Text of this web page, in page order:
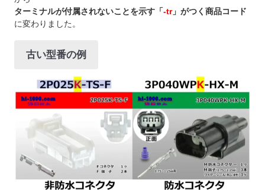
ターミナルが付属されないことを示す「-tr」がつく商品コード
に変わりました。
古い型番の例